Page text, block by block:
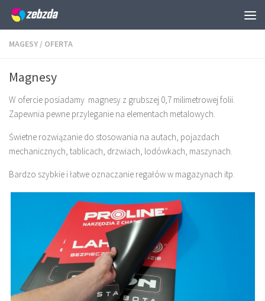
Skip to content
MAGESY / OFERTA
Magnesy
W ofercie posiadamy magnesy z grubszej 0,7 milimetrowej folii.
Zapewnia pewne przyleganie na elementach metalowych.
Świetne rozwiązanie do stosowania na autach, pojazdach
mechanicznych, tablicach, drzwiach, lodówkach, maszynach.
Bardzo szybkie i łatwe oznaczanie regałów w magazynach itp.